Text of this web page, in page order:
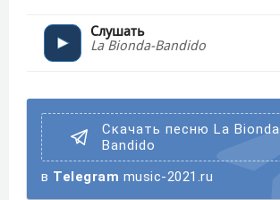
Слушать
La Bionda-Bandido
Скачать песню La Bionda
Bandido
в Telegram music-2021.ru